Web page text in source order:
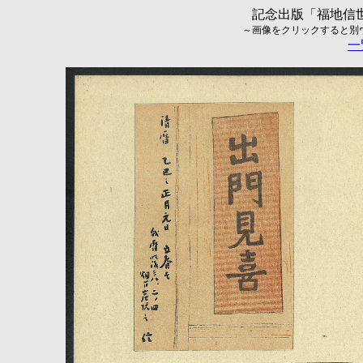
記念出版「福地
～画像をクリックすると
一